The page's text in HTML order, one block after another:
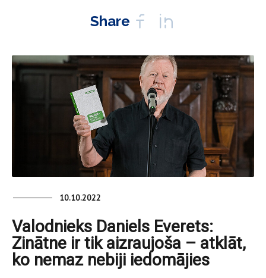
Share
10.10.2022
Valodnieks Daniels Everets:
Zinātne ir tik aizraujoša – atklāt,
ko nemaz nebiji iedomājies